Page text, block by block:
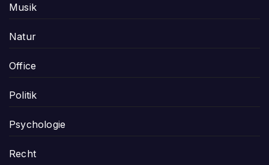
Musik
Natur
Office
Politik
Psychologie
Recht